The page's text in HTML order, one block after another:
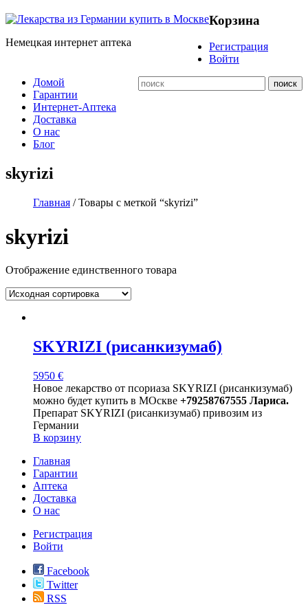
Немецкая интернет аптека
Корзина
Регистрация
Войти
Домой
Гарантии
Интернет-Аптека
Доставка
О нас
Блог
skyrizi
Главная / Товары с меткой “skyrizi”
skyrizi
Отображение единственного товара
SKYRIZI (рисанкизумаб)
5950 €
Новое лекарство от псориаза SKYRIZI (рисанкизумаб)
можно будет купить в МОскве +79258767555 Лариса.
Препарат SKYRIZI (рисанкизумаб) привозим из
Германии
В корзину
Главная
Гарантии
Аптека
Доставка
О нас
Регистрация
Войти
Facebook
Twitter
RSS